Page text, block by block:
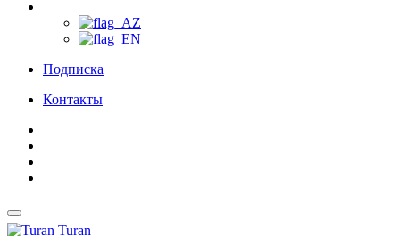
Подписка
Контакты
Turan